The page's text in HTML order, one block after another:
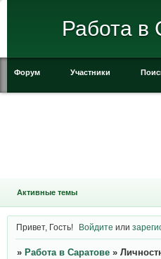
Работа в
Форум Участники
Активные темы
Привет, Гость! Войдите или
» Работа в Саратове »